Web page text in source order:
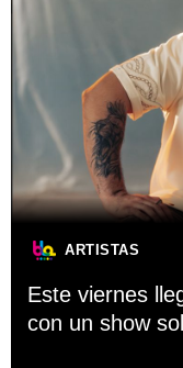
ARTISTAS
Este viernes
con un show